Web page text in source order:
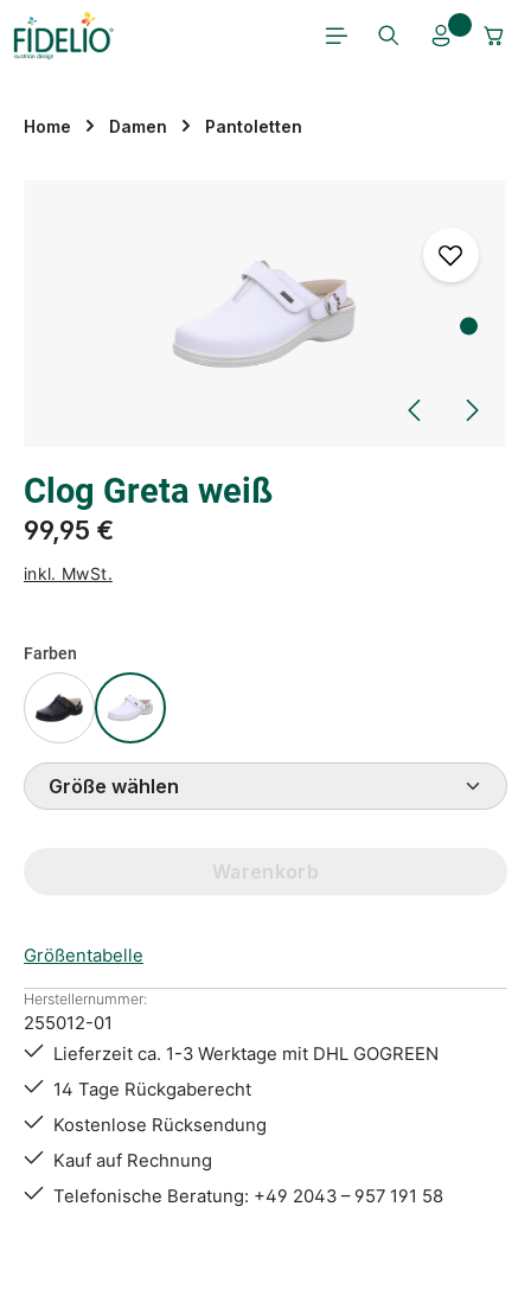
Zum Hauptinhalt springen
Home Damen Pantoletten
Clog Greta weiß
99,95 €
inkl. MwSt.
Farben
Größe wählen
Warenkorb
Größentabelle
Herstellernummer:
255012-01
Lieferzeit ca. 1-3 Werktage mit DHL GOGREEN
14 Tage Rückgaberecht
Kostenlose Rücksendung
Kauf auf Rechnung
Telefonische Beratung: +49 2043 – 957 191 58